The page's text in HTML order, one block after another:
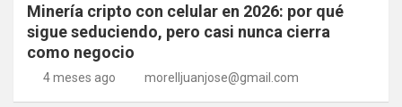
Minería cripto con celular en 2026: por qué
sigue seduciendo, pero casi nunca cierra
como negocio
4 meses ago morelljuanjose@gmail.com